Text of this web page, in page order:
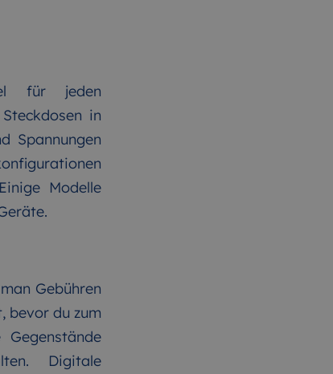
für jeden
in
Spannungen
Modelle
Gebühren
bevor du zum
Digitale